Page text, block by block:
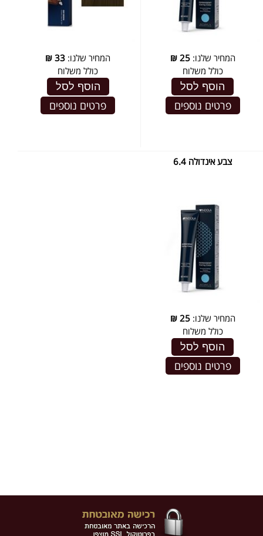
המחיר שלנו:25
₪
כולל משלוח
הוסף לסל
פרטים נוספים
המחיר שלנו: 33
₪
כולל משלוח
הוסף לסל
פרטים נוספים
צבע אינדולה 6.4
המחיר שלנו:25
₪
כולל משלוח
הוסף לסל
פרטים נוספים